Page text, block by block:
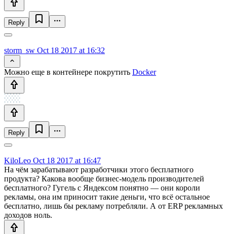
Reply
storm_sw Oct 18 2017 at 16:32
Можно еще в контейнере покрутить Docker
Reply
KiloLeo Oct 18 2017 at 16:47
На чём зарабатывают разработчики этого бесплатного
продукта? Какова вообще бизнес-модель производителей
бесплатного? Гугель с Яндексом понятно — они короли
рекламы, она им приносит такие деньги, что всё остальное
бесплатно, лишь бы рекламу потребляли. А от ERP рекламных
доходов ноль.